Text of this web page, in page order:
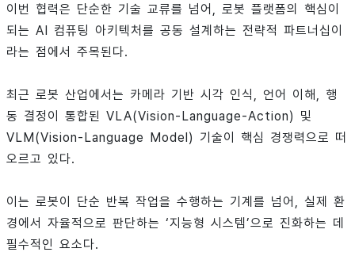
이번 협력은 단순한 기술 교류를 넘어, 로봇 플랫폼의 핵심이
되는 AI 컴퓨팅 아키텍처를 공동 설계하는 전략적 파트너십이
라는 점에서 주목된다.
최근 로봇 산업에서는 카메라 기반 시각 인식, 언어 이해, 행
동 결정이 통합된 VLA(Vision-Language-Action) 및
VLM(Vision-Language Model) 기술이 핵심 경쟁력으로 떠
오르고 있다.
이는 로봇이 단순 반복 작업을 수행하는 기계를 넘어, 실제 환
경에서 자율적으로 판단하는 ‘지능형 시스템’으로 진화하는 데
필수적인 요소다.